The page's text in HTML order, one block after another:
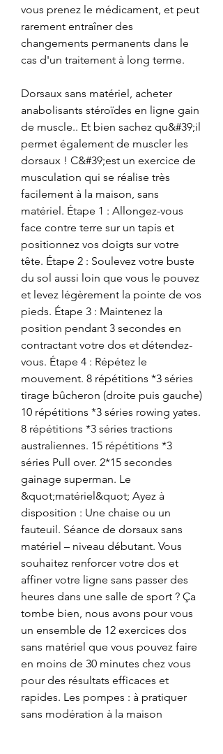
vous prenez le médicament, et peut
rarement entraîner des
changements permanents dans le
cas d'un traitement à long terme.
Dorsaux sans matériel, acheter
anabolisants stéroïdes en ligne gain
de muscle.. Et bien sachez qu&#39;il
permet également de muscler les
dorsaux ! C&#39;est un exercice de
musculation qui se réalise très
facilement à la maison, sans
matériel. Étape 1 : Allongez-vous
face contre terre sur un tapis et
positionnez vos doigts sur votre
tête. Étape 2 : Soulevez votre buste
du sol aussi loin que vous le pouvez
et levez légèrement la pointe de vos
pieds. Étape 3 : Maintenez la
position pendant 3 secondes en
contractant votre dos et détendez-
vous. Étape 4 : Répétez le
mouvement. 8 répétitions *3 séries
tirage bûcheron (droite puis gauche)
10 répétitions *3 séries rowing yates.
8 répétitions *3 séries tractions
australiennes. 15 répétitions *3
séries Pull over. 2*15 secondes
gainage superman. Le
&quot;matériel&quot; Ayez à
disposition : Une chaise ou un
fauteuil. Séance de dorsaux sans
matériel – niveau débutant. Vous
souhaitez renforcer votre dos et
affiner votre ligne sans passer des
heures dans une salle de sport ? Ça
tombe bien, nous avons pour vous
un ensemble de 12 exercices dos
sans matériel que vous pouvez faire
en moins de 30 minutes chez vous
pour des résultats efficaces et
rapides. Les pompes : à pratiquer
sans modération à la maison